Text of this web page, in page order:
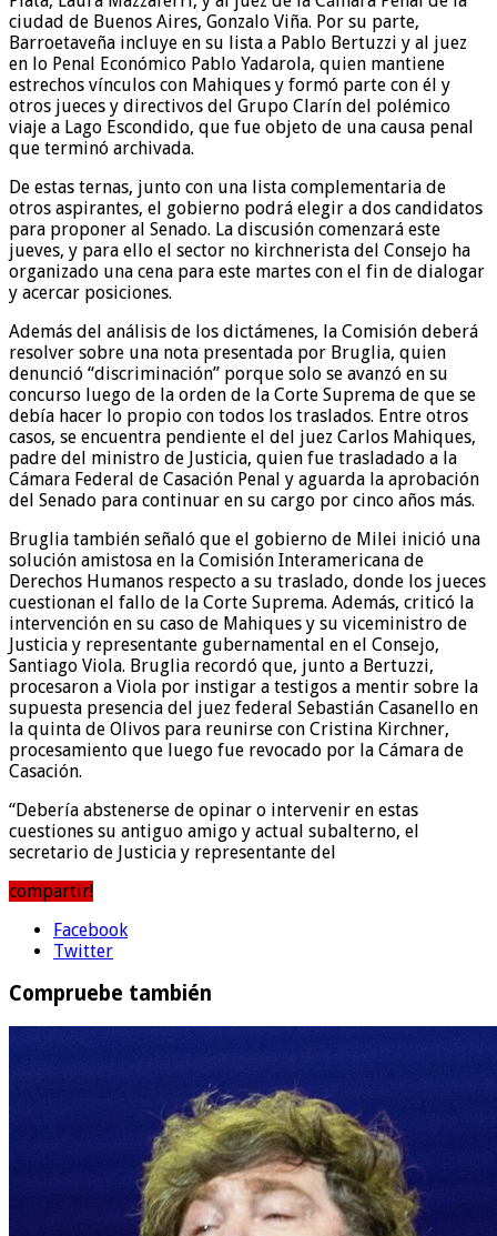
ciudad de Buenos Aires, Gonzalo Viña. Por su parte,
Barroetaveña incluye en su lista a Pablo Bertuzzi y al juez
en lo Penal Económico Pablo Yadarola, quien mantiene
estrechos vínculos con Mahiques y formó parte con él y
otros jueces y directivos del Grupo Clarín del polémico
viaje a Lago Escondido, que fue objeto de una causa penal
que terminó archivada.
De estas ternas, junto con una lista complementaria de
otros aspirantes, el gobierno podrá elegir a dos candidatos
para proponer al Senado. La discusión comenzará este
jueves, y para ello el sector no kirchnerista del Consejo ha
organizado una cena para este martes con el fin de dialogar
y acercar posiciones.
Además del análisis de los dictámenes, la Comisión deberá
resolver sobre una nota presentada por Bruglia, quien
denunció “discriminación” porque solo se avanzó en su
concurso luego de la orden de la Corte Suprema de que se
debía hacer lo propio con todos los traslados. Entre otros
casos, se encuentra pendiente el del juez Carlos Mahiques,
padre del ministro de Justicia, quien fue trasladado a la
Cámara Federal de Casación Penal y aguarda la aprobación
del Senado para continuar en su cargo por cinco años más.
Bruglia también señaló que el gobierno de Milei inició una
solución amistosa en la Comisión Interamericana de
Derechos Humanos respecto a su traslado, donde los jueces
cuestionan el fallo de la Corte Suprema. Además, criticó la
intervención en su caso de Mahiques y su viceministro de
Justicia y representante gubernamental en el Consejo,
Santiago Viola. Bruglia recordó que, junto a Bertuzzi,
procesaron a Viola por instigar a testigos a mentir sobre la
supuesta presencia del juez federal Sebastián Casanello en
la quinta de Olivos para reunirse con Cristina Kirchner,
procesamiento que luego fue revocado por la Cámara de
Casación.
“Debería abstenerse de opinar o intervenir en estas
cuestiones su antiguo amigo y actual subalterno, el
secretario de Justicia y representante del
compartir!
Facebook
Twitter
Compruebe también